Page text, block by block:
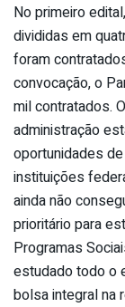
No primeiro
divididas em
foram
convocação, o
mil contratados.
administração
oportunidades
instituições
ainda não
prioritário para
Programas
estudado todo o
bolsa integral na